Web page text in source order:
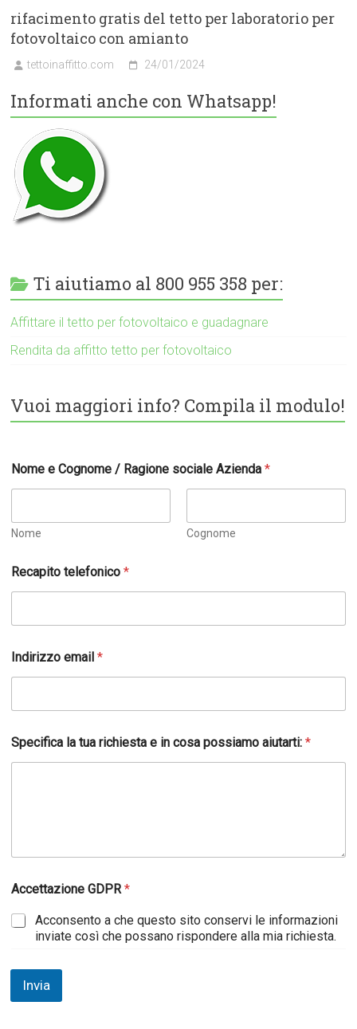
rifacimento gratis del tetto per laboratorio per
fotovoltaico con amianto
tettoinaffitto.com 24/01/2024
Informati anche con Whatsapp!
Ti aiutiamo al 800 955 358 per:
Affittare il tetto per fotovoltaico e guadagnare
Rendita da affitto tetto per fotovoltaico
Vuoi maggiori info? Compila il modulo!
Nome e Cognome / Ragione sociale Azienda*
Nome Cognome
Recapito telefonico*
Indirizzo email*
Specifica la tua richiesta e in cosa possiamo aiutarti:*
Accettazione GDPR*
Acconsento a che questo sito conservi le informazioni
inviate così che possano rispondere alla mia richiesta.
Invia